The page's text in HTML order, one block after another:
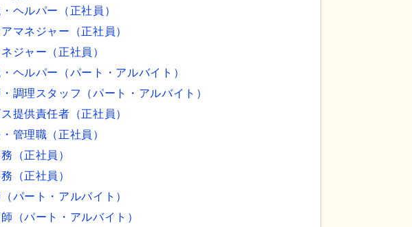
できます。
ヘルパー（正社員）
マネジャー（正社員）
ジャー（正社員）
ヘルパー（パート・アルバイト）
調理スタッフ（パート・アルバイト）
提供責任者（正社員）
管理職（正社員）
（正社員）
（正社員）
パート・アルバイト）
（パート・アルバイト）